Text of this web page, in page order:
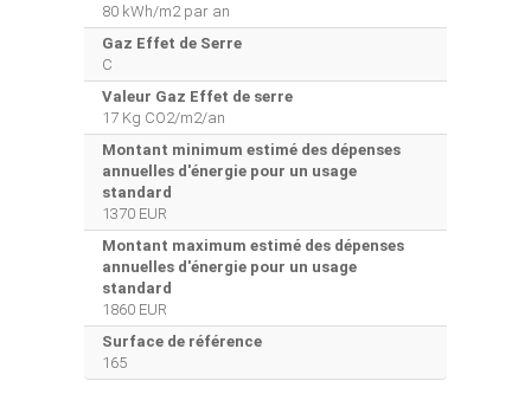
80 kWh/m2 par an
Gaz Effet de Serre
C
Valeur Gaz Effet de serre
17 Kg CO2/m2/an
Montant minimum estimé des dépenses
annuelles d'énergie pour un usage
standard
1370 EUR
Montant maximum estimé des dépenses
annuelles d'énergie pour un usage
standard
1860 EUR
Surface de référence
165